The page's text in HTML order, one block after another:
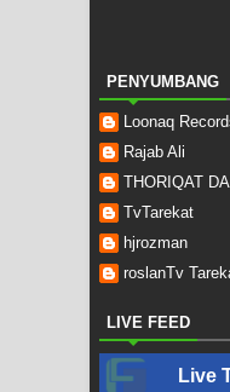
PENYUMBANG
Loonaq
Rajab Ali
THORIQAT
TvTarekat
hjrozman
roslanTv
LIVE FEED
Live